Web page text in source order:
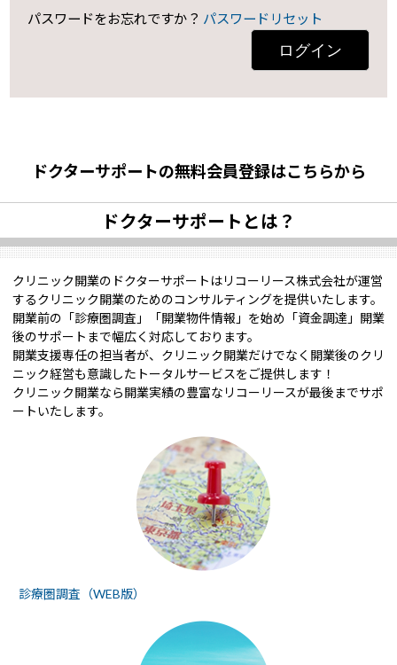
パスワードをお忘れですか？ パスワードリセット
ログイン
ドクターサポートの無料会員登録はこちらから
ドクターサポートとは？
クリニック開業のドクターサポートはリコーリース株式会社が運営
するクリニック開業のためのコンサルティングを提供いたします。
開業前の「診療圏調査」「開業物件情報」を始め「資金調達」開業
後のサポートまで幅広く対応しております。
開業支援専任の担当者が、クリニック開業だけでなく開業後のクリ
ニック経営も意識したトータルサービスをご提供します！
クリニック開業なら開業実績の豊富なリコーリースが最後までサポ
ートいたします。
診療圏調査（WEB版）